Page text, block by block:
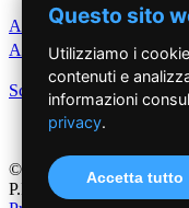
Anno2010Anno2011
Anno 2015Anno2016
Scegli per decennio
©2019 - NoiDonne -
P.IVA 00878931005
Questo sito
Utilizziamo i
contenuti e
informazioni
privacy.
Accetta tutto